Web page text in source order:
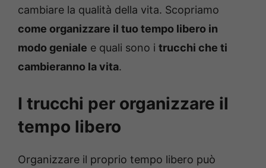
cambiare la qualità della vita. Scopriamo
come organizzare il tuo tempo libero in
modo geniale e quali sono i trucchi che ti
cambieranno la vita.
I trucchi per organizzare il
tempo libero
Organizzare il proprio tempo libero può